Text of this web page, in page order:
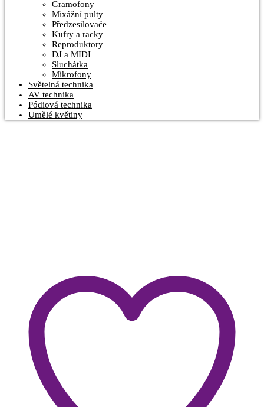
Gramofony
Mixážní pulty
Předzesilovače
Kufry a racky
Reproduktory
DJ a MIDI
Sluchátka
Mikrofony
Světelná technika
AV technika
Pódiová technika
Umělé květiny